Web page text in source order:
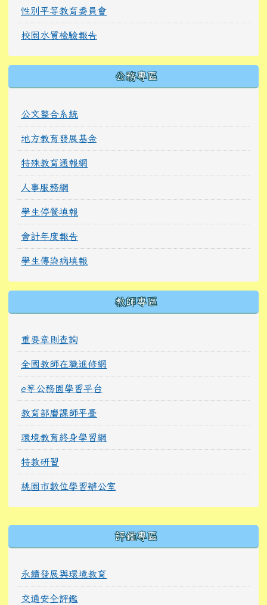
性別平等教育委員會
校園水質檢驗報告
公務專區
公文整合系統
地方教育發展基金
特殊教育通報網
人事服務網
學生停餐填報
會計年度報告
學生傳染病填報
教師專區
重要章則查詢
全國教師在職進修網
e等公務園學習平台
教育部磨課師平臺
環境教育終身學習網
特教研習
桃園市數位學習辦公室
評鑑專區
永續發展與環境教育
交通安全評鑑